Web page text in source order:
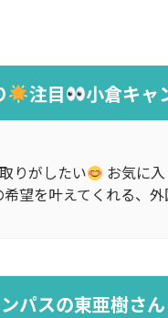
注目 小倉キャ
りがしたい お気に
希望を叶えてくれる、
パスの東亜樹さん